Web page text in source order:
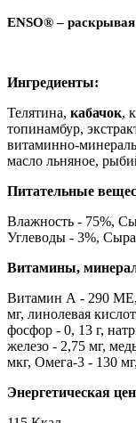
ENSO® –
Ингредиенты:
Телятина, кабачок,
топинамбур,
витаминно-
масло льняное,
Питательные
Влажность - 75%,
Углеводы - 3%,
Витамины,
Витамин А - 290
мг, линолевая
фосфор - 0, 13 г,
железо - 2,75 мг,
мкг, Омега-3 - 130
Энергетическая